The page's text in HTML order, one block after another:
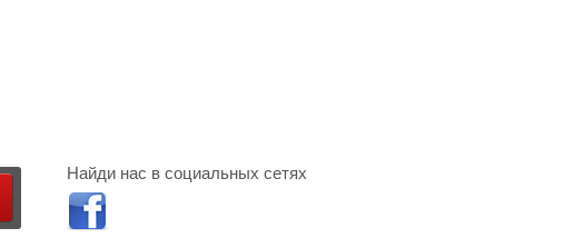
Найди нас в социальных сетях